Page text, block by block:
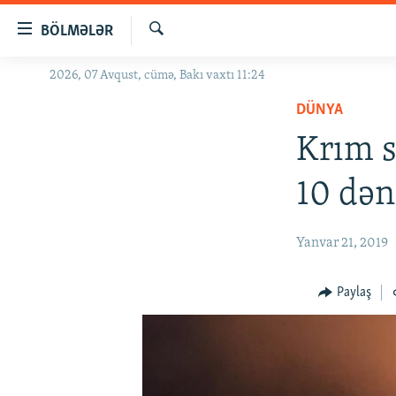
BÖLMƏLƏR
GÜNDƏM
Axtar
2026, 07 Avqust, cümə, Bakı vaxtı 11:24
DÜNYA
Krım
10
Yanvar 21, 2019
Paylaş